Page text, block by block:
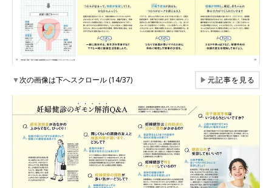
▼次の画像は下へスクロール (14/37) ▶元記事を見る